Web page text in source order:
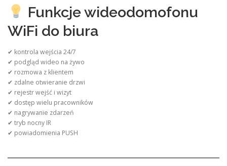
Funkcje wideodomofonu
WiFi do biura
✔ kontrola wejścia 24/7
✔ podgląd wideo na żywo
✔ rozmowa z klientem
✔ zdalne otwieranie drzwi
✔ rejestr wejść i wizyt
✔ dostęp wielu pracowników
✔ nagrywanie zdarzeń
✔ tryb nocny IR
✔ powiadomienia PUSH